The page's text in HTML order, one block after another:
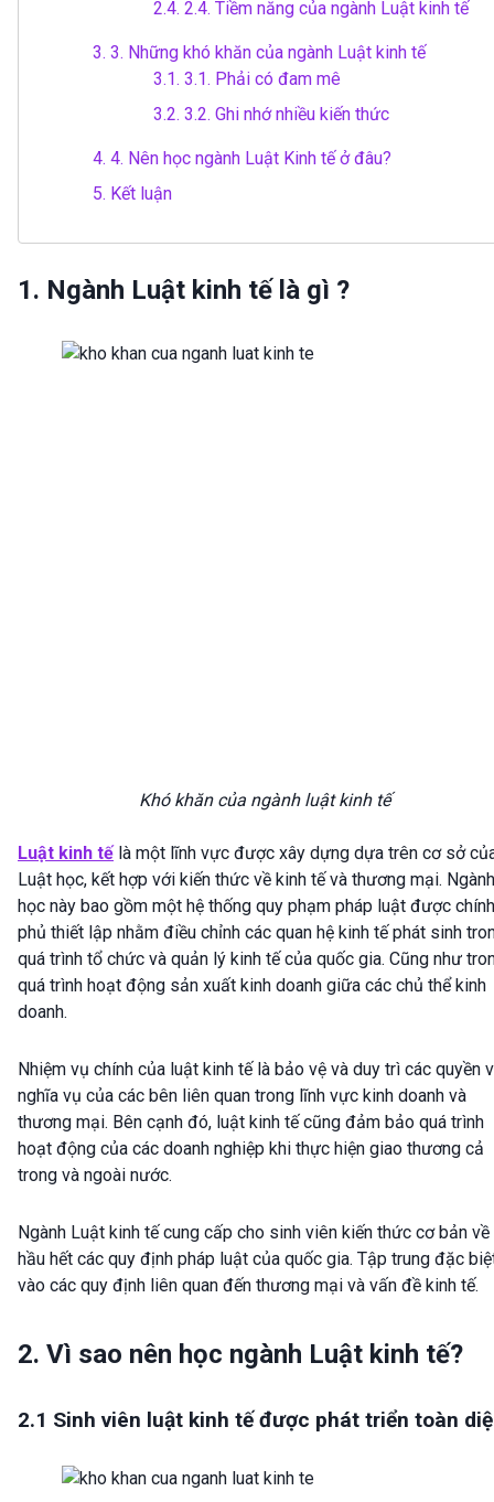
2.4. 2.4. Tiềm năng của ngành Luật kinh tế
3. 3. Những khó khăn của ngành Luật kinh tế
3.1. 3.1. Phải có đam mê
3.2. 3.2. Ghi nhớ nhiều kiến thức
4. 4. Nên học ngành Luật Kinh tế ở đâu?
5. Kết luận
1. Ngành Luật kinh tế là gì ?
Khó khăn của ngành luật kinh tế
Luật kinh tế là một lĩnh vực được xây dựng dựa trên cơ sở
Luật học, kết hợp với kiến thức về kinh tế và thương mại. Ngành
học này bao gồm một hệ thống quy phạm pháp luật được chính
phủ thiết lập nhằm điều chỉnh các quan hệ kinh tế phát sinh
quá trình tổ chức và quản lý kinh tế của quốc gia. Cũng như
quá trình hoạt động sản xuất kinh doanh giữa các chủ thể kinh
doanh.
Nhiệm vụ chính của luật kinh tế là bảo vệ và duy trì các quyền
nghĩa vụ của các bên liên quan trong lĩnh vực kinh doanh và
thương mại. Bên cạnh đó, luật kinh tế cũng đảm bảo quá trình
hoạt động của các doanh nghiệp khi thực hiện giao thương cả
trong và ngoài nước.
Ngành Luật kinh tế cung cấp cho sinh viên kiến thức cơ bản về
hầu hết các quy định pháp luật của quốc gia. Tập trung đặc
vào các quy định liên quan đến thương mại và vấn đề kinh tế.
2. Vì sao nên học ngành Luật kinh tế?
2.1 Sinh viên luật kinh tế được phát triển toàn